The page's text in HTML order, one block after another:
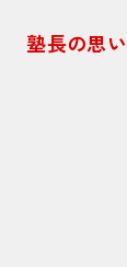
塾長の思い